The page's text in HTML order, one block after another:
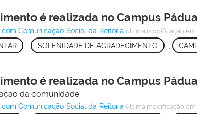
é realizada no Campus Pádua
Comunicação Social da Reitoria última modificação em
SOLENIDADE DE AGRADECIMENTO
é realizada no Campus Pádua
da comunidade.
Comunicação Social da Reitoria última modificação em